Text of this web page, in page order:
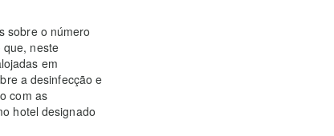
sobre o número
que, neste
em
a desinfecção e
com as
hotel designado